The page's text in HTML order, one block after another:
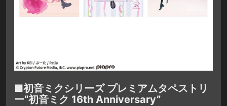
■初音ミクシリーズ プレミアムタペストリ
ー“初音ミク 16th Anniversary”